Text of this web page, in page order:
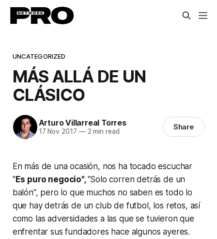
UNCATEGORIZED
MÁS ALLÁ DE UN
CLÁSICO
Arturo Villarreal Torres
17 Nov 2017 —2 min read Share
En más de una ocasión, nos ha tocado escuchar
"Es puro negocio","Solo corren detrás de un
balón", pero lo que muchos no saben es todo lo
que hay detrás de un club de futbol, los retos, así
como las adversidades a las que se tuvieron que
enfrentar sus fundadores hace algunos ayeres.